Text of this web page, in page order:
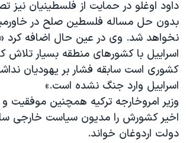
داود اوغلو در حمایت از فلسطینیان نیز
بدون حل مساله فلسطین صلح در
نخواهد شد. وی در عین حال اضافه کرد
اسراییل با کشورهای منطقه بسیار تلاش
کشوری است سابقه فشار بر یهودیان
اسراییل وارد جنگ نشده است.»
وزیر امروخارجه ترکیه همچنین موفقیت
اخیر کشورش را مدیون سیاست خارجی
دولت اردوغان خواند.